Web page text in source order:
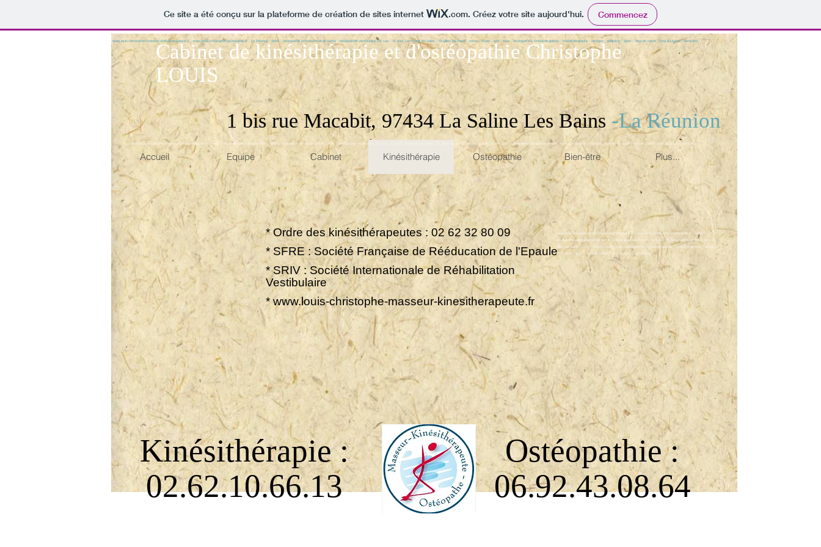
Ce site a été conçu sur la plateforme de création de sites internet .com. Créez votre site aujourd'hui. Commencez
Accueil Equipe Cabinet Kinésithérapie Ostéopathie Bien-être Plus...
Kinésithérapie :
02.62.10.66.13
Ostéopathie :
06.92.43.08.64
Cabinet de kinésithérapie et d'ostéopathie Christophe
LOUIS
1 bis rue Macabit, 97434 La Saline Les Bains -La Réunion
www.louis-christophe-masseur-kinesitherapeute.fr ; www.louis-christophe-osteopathe.fr ; La Réunion ; bébé ; osteopathe professionnel de santé ; rééducation vestibulaire;St Leu ; St paul ; ermitage les bains ; St gilles les bains ; osteo ; ostéo ; kiné ; kine ; ostéopathe ; kinesitherapeute ; kinésithérapeute ; vertiges ; pédiatrie ; sport ; boucan canot ; kiné du sport ; domiciles,
www.louis-christophe-masseur-kinesitherapeute.fr www.louis-christophe-osteopathe.fr ; bébé ; osteopathe professionnel de santé ; rééducation vestibulaire ;St Leu ; St paul ; ermitage les bains ; St gilles les bains ; osteo ; ostéo ; kiné ; kine ; ostéopathe ; kinesitherapeute ; kinésithérapeute ; vertiges ; pédiatrie ; sport ; boucan canot ; kiné du sport ; domiciles,
www.louis-christophe-masseur-kinesitherapeute.fr www.louis-christophe-osteopathe.fr
; bébé ;
osteopathe professionnel de santé ; rééducation vestibulaire ;St Leu ; St paul ; ermitage les bains ; St
gilles les bains ; osteo ; ostéo ; kiné ; kine ; ostéopathe ; kinesitherapeute ; kinésithérapeute ; vertiges
; pédiatrie ; sport ; boucan canot ; kiné du sport ; domiciles,
* Ordre des kinésithérapeutes : 02 62 32 80 09
* SFRE : Société Française de Rééducation de l'Epaule
* SRIV : Société Internationale de Réhabilitation
Vestibulaire
*www.louis-christophe-masseur-kinesitherapeute.fr